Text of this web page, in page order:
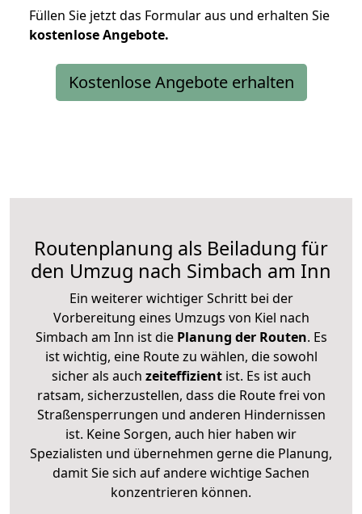
Füllen Sie jetzt das Formular aus und erhalten Sie
kostenloseAngebote.
Kostenlose Angebote erhalten
Routenplanung als Beiladung für
den Umzug nach Simbach am Inn
Ein weiterer wichtiger Schritt bei der
Vorbereitung eines Umzugs von Kiel nach
Simbach am Inn ist diePlanung der Routen. Es
ist wichtig, eine Route zu wählen, die sowohl
sicher als auch zeiteffizientist. Es ist auch
ratsam, sicherzustellen, dass die Route frei von
Straßensperrungen und anderen Hindernissen
ist. Keine Sorgen, auch hier haben wir
Spezialisten und übernehmen gerne die Planung,
damit Sie sich auf andere wichtige Sachen
konzentrieren können.